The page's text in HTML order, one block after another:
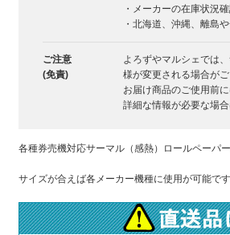
・メーカーの在庫状況
・北海道、沖縄、離島
ご注意
(免責)
よろずやマルシェでは
様が変更される場合が
お届け商品のご使用前
詳細な情報が必要な場
各種券売機対応サーマル（感熱）ロールペーパー
サイズが合えば各メーカー機種に使用が可能です